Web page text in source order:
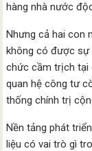
hàng nhà nước
Nhưng cả hai con
không có được sự
chức cầm trịch tại
quan hệ công tư
thống chính trị
Nền tảng phát
liệu có vai trò gì